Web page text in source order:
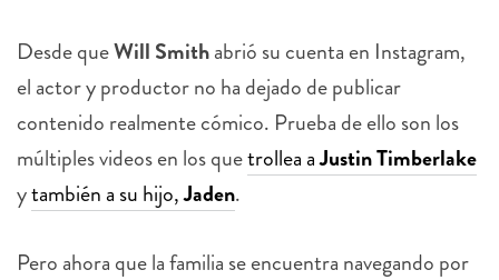
Desde queWill Smithabrió su cuenta en Instagram,
el actor y productor no ha dejado de publicar
contenido realmente cómico. Prueba de ello son los
múltiples videos en los quetrollea aJustin Timberlake
ytambién a su hijo,Jaden.
Pero ahora que la familia se encuentra navegando por